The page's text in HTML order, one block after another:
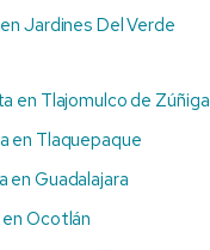
Jardines Del Verde
en Tlajomulco de Zúñiga
en Tlaquepaque
en Guadalajara
Ocotlán